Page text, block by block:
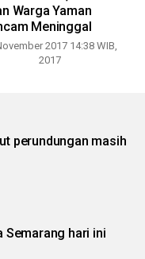
Warga Yaman
Meninggal
2017 14:38 WIB,
2017
perundungan masih
Semarang hari ini